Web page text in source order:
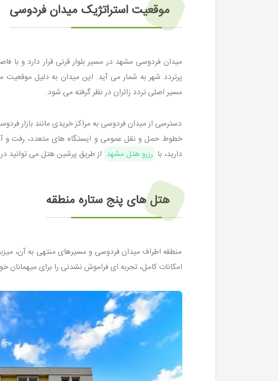
موقعیت استراتژیک میدان فردوسی
پرتردد شهر به شمار می آید. این میدان به دلیل
مسیر اصلی تردد زائران در نظر گرفته می شود.
دسترسی از میدان فردوسی به مراکز خریدی مانند بازار
خطوط حمل و نقل عمومی و ایستگاه های متعدد، رفت و
دارید، با رزرو هتل مشهد از طریق پرشین هتل می توانید
هتل های پنج ستاره منطقه
منطقه اطراف میدان فردوسی و مسیرهای منتهی به آن،
امکانات کامل، تجربه ای فراموش نشدنی را برای میهمانان